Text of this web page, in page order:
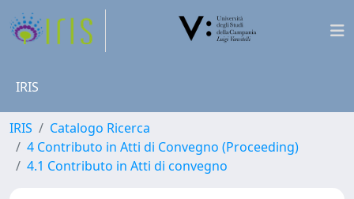
IRIS
IRIS
Catalogo Ricerca
4 Contributo in Atti di Convegno (Proceeding)
4.1 Contributo in Atti di convegno